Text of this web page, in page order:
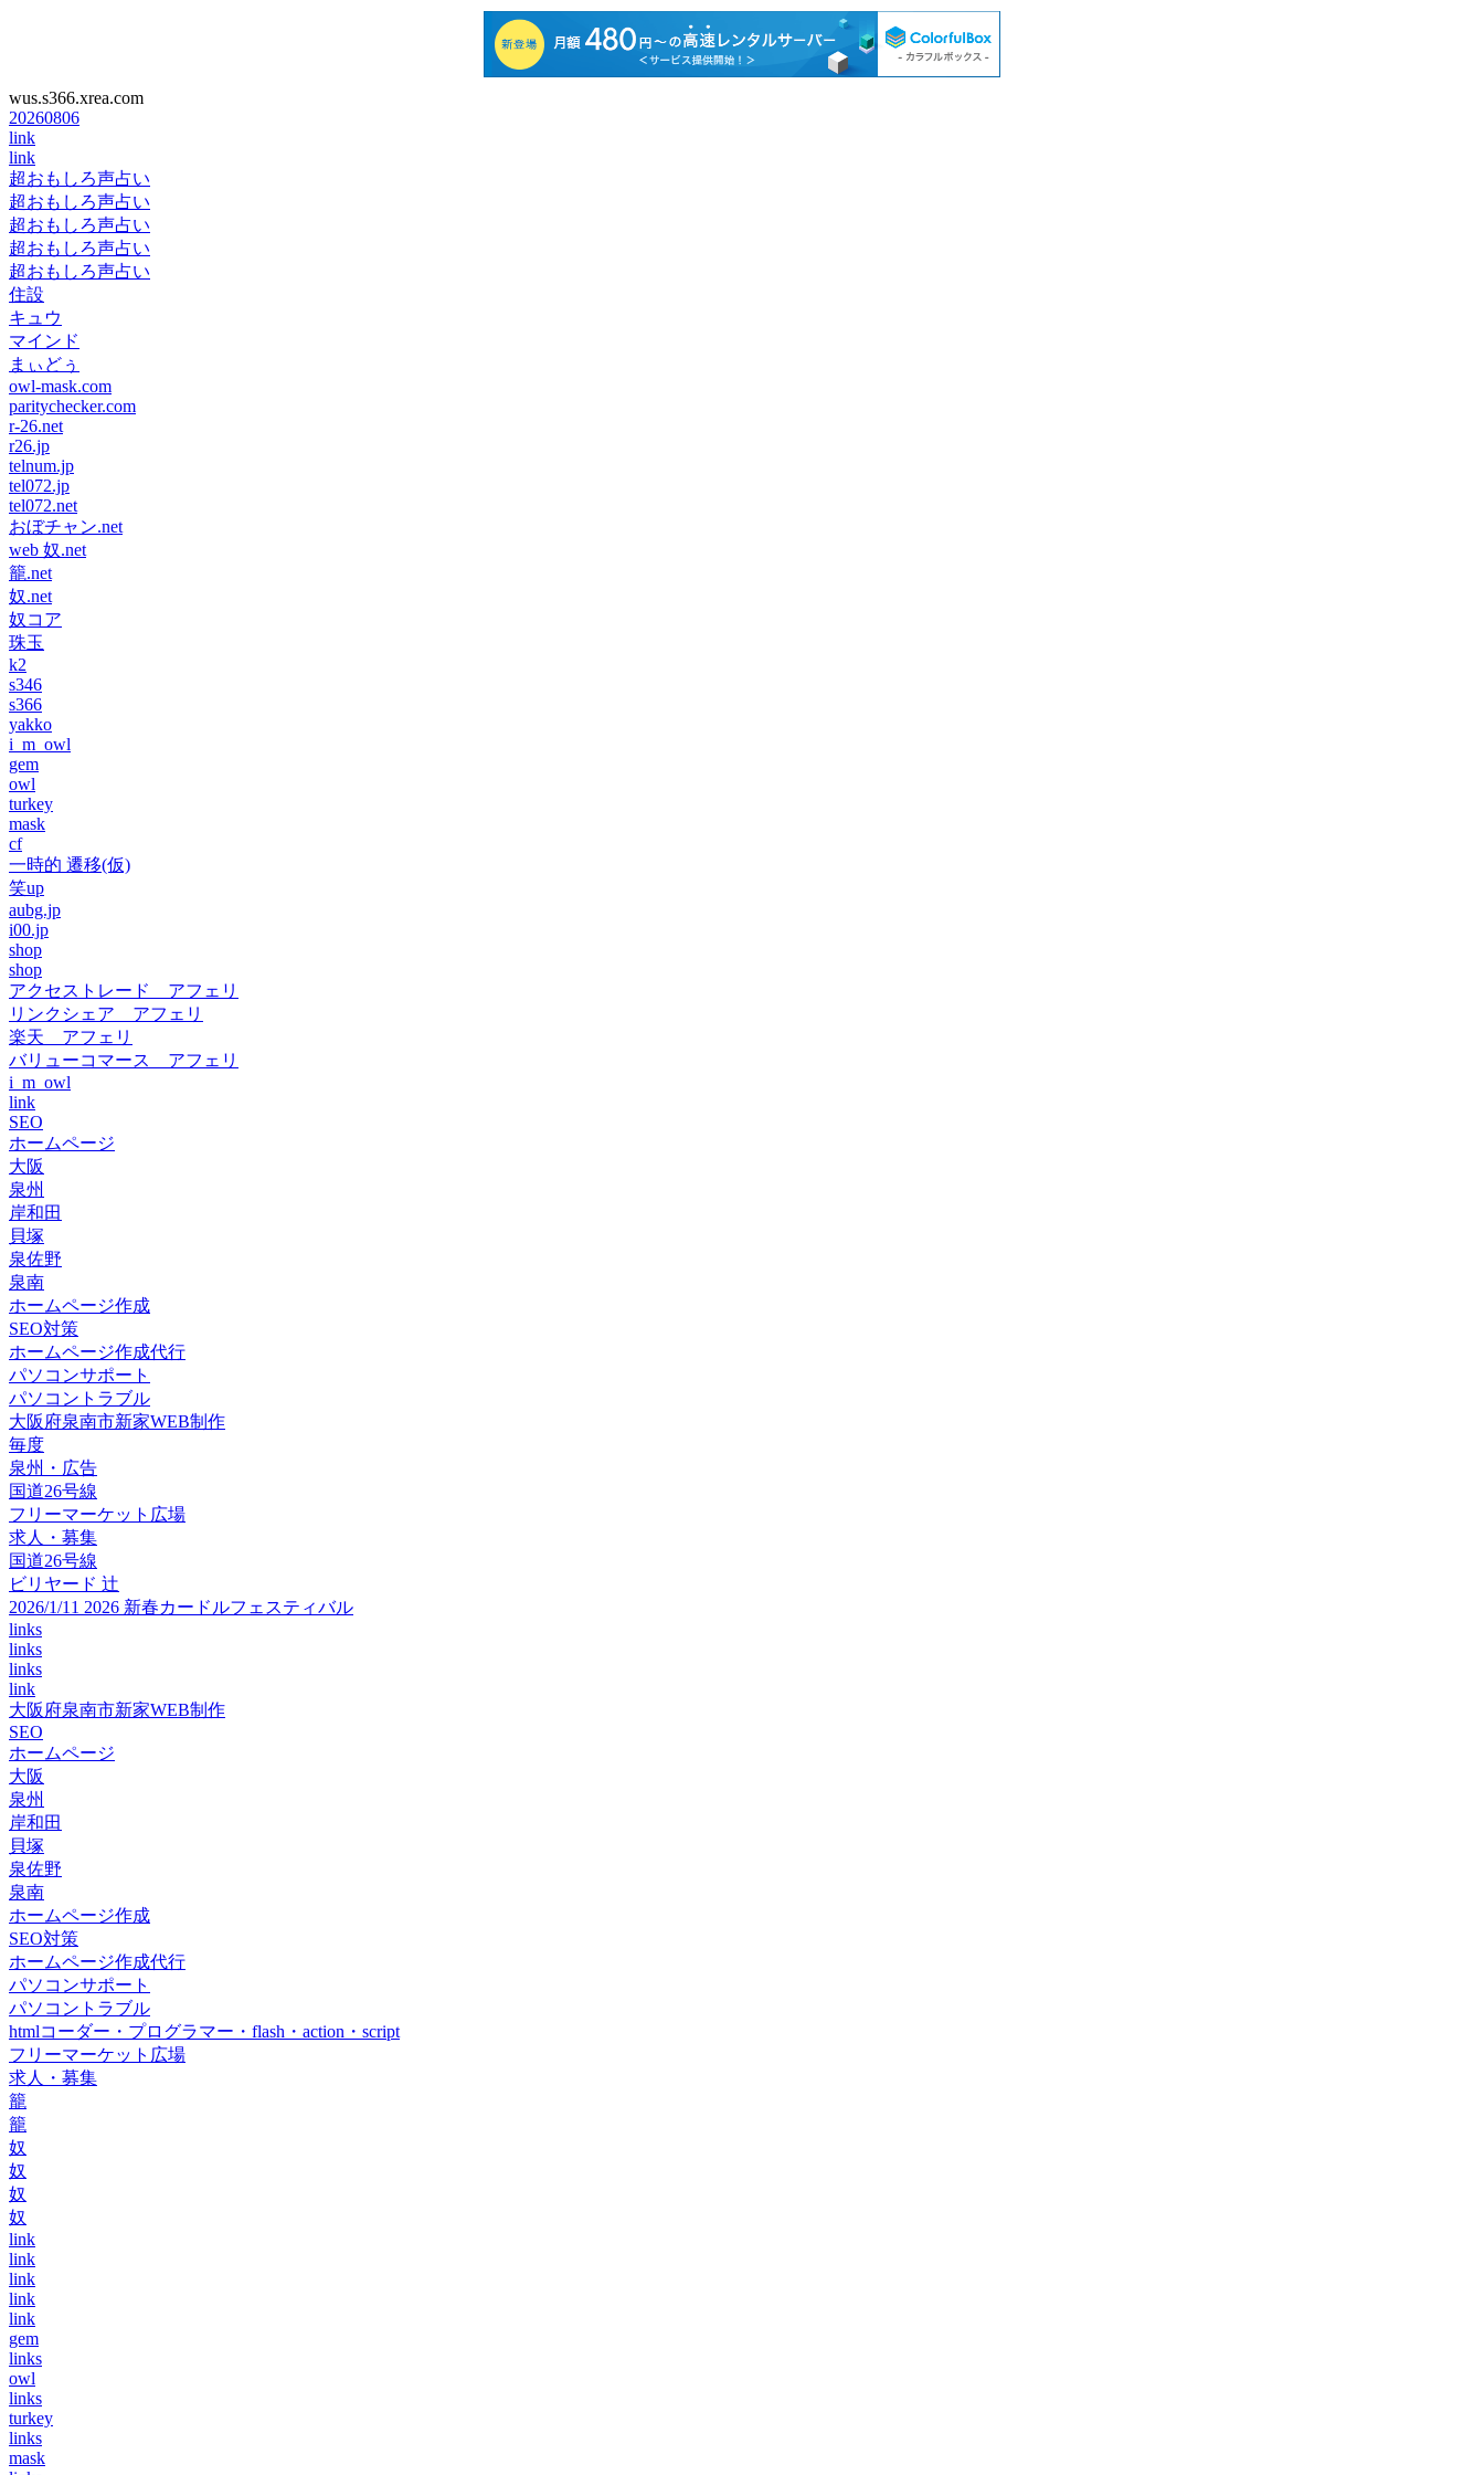
wus.s366.xrea.com
20260806
link
link
超おもしろ声占い
超おもしろ声占い
超おもしろ声占い
超おもしろ声占い
超おもしろ声占い
住設
キュウ
マインド
まぃどぅ
owl-mask.com
paritychecker.com
r-26.net
r26.jp
telnum.jp
tel072.jp
tel072.net
おぼチャン.net
web 奴.net
籠.net
奴.net
奴コア
珠玉
k2
s346
s366
yakko
i_m_owl
gem
owl
turkey
mask
cf
一時的 遷移(仮)
笑up
aubg.jp
i00.jp
shop
shop
アクセストレード アフェリ
リンクシェア アフェリ
楽天 アフェリ
バリューコマース アフェリ
i_m_owl
link
SEO
ホームページ
大阪
泉州
岸和田
貝塚
泉佐野
泉南
ホームページ作成
SEO対策
ホームページ作成代行
パソコンサポート
パソコントラブル
大阪府泉南市新家WEB制作
毎度
泉州・広告
国道26号線
フリーマーケット広場
求人・募集
国道26号線
ビリヤード 辻
2026/1/11 2026 新春カードルフェスティバル
links
links
links
link
大阪府泉南市新家WEB制作
SEO
ホームページ
大阪
泉州
岸和田
貝塚
泉佐野
泉南
ホームページ作成
SEO対策
ホームページ作成代行
パソコンサポート
パソコントラブル
htmlコーダー・プログラマー・flash・action・script
フリーマーケット広場
求人・募集
籠
籠
奴
奴
奴
奴
link
link
link
link
link
gem
links
owl
links
turkey
links
mask